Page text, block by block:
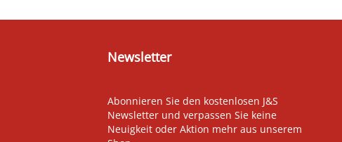
Newsletter
Abonnieren Sie den kostenlosen J&S
Newsletter und verpassen Sie keine
Neuigkeit oder Aktion mehr aus unserem